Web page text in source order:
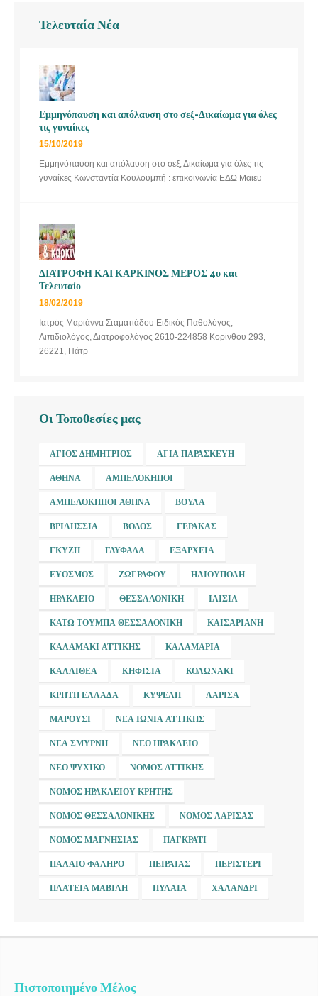
Τελευταία Νέα
Εμμηνόπαυση και απόλαυση στο σεξ-Δικαίωμα για όλες
τις γυναίκες
15/10/2019
Εμμηνόπαυση και απόλαυση στο σεξ, Δικαίωμα για όλες τις
γυναίκες Κωνσταντία Κουλουμπή : επικοινωνία ΕΔΩ Μαιευ
ΔΙΑΤΡΟΦΗ ΚΑΙ ΚΑΡΚΙΝΟΣ ΜΕΡΟΣ 4ο και
Τελευταίο
18/02/2019
Ιατρός Μαριάννα Σταματιάδου Ειδικός Παθολόγος,
Λιπιδιολόγος, Διατροφολόγος 2610-224858 Κορίνθου 293,
26221, Πάτρ
Οι Τοποθεσίες μας
ΆΓΙΟΣ ΔΗΜΉΤΡΙΟΣ ΑΓΊΑ ΠΑΡΑΣΚΕΥΉ
ΑΘΉΝΑ ΑΜΠΕΛΌΚΗΠΟΙ
ΑΜΠΕΛΌΚΗΠΟΙ ΑΘΉΝΑ ΒΟΎΛΑ
ΒΡΙΛΉΣΣΙΑ ΒΌΛΟΣ ΓΈΡΑΚΑΣ
ΓΚΎΖΗ ΓΛΥΦΆΔΑ ΕΞΆΡΧΕΙΑ
ΕΎΟΣΜΟΣ ΖΩΓΡΆΦΟΥ ΗΛΙΟΎΠΟΛΗ
ΗΡΆΚΛΕΙΟ ΘΕΣΣΑΛΟΝΊΚΗ ΙΛΊΣΙΑ
ΚΆΤΩ ΤΟΎΜΠΑ ΘΕΣΣΑΛΟΝΊΚΗ ΚΑΙΣΑΡΙΑΝΉ
ΚΑΛΑΜΆΚΙ ΑΤΤΙΚΉΣ ΚΑΛΑΜΑΡΙΆ
ΚΑΛΛΙΘΈΑ ΚΗΦΙΣΙΆ ΚΟΛΩΝΆΚΙ
ΚΡΉΤΗ ΕΛΛΆΔΑ ΚΥΨΈΛΗ ΛΆΡΙΣΑ
ΜΑΡΟΎΣΙ ΝΈΑ ΙΩΝΊΑ ΑΤΤΙΚΉΣ
ΝΈΑ ΣΜΎΡΝΗ ΝΈΟ ΗΡΆΚΛΕΙΟ
ΝΈΟ ΨΥΧΙΚΌ ΝΟΜΌΣ ΑΤΤΙΚΉΣ
ΝΟΜΌΣ ΗΡΑΚΛΕΊΟΥ ΚΡΉΤΗΣ
ΝΟΜΌΣ ΘΕΣΣΑΛΟΝΊΚΗΣ ΝΟΜΌΣ ΛΆΡΙΣΑΣ
ΝΟΜΌΣ ΜΑΓΝΗΣΊΑΣ ΠΑΓΚΡΆΤΙ
ΠΑΛΑΙΌ ΦΆΛΗΡΟ ΠΕΙΡΑΙΆΣ ΠΕΡΙΣΤΈΡΙ
ΠΛΑΤΕΊΑ ΜΑΒΊΛΗ ΠΥΛΑΊΑ ΧΑΛΆΝΔΡΙ
Πιστοποιημένο Μέλος